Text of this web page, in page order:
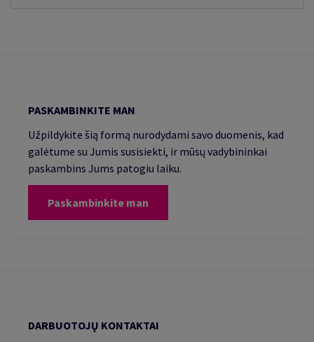
PASKAMBINKITE MAN
Užpildykite šią formą nurodydami savo duomenis, kad
galėtume su Jumis susisiekti, ir mūsų vadybininkai
paskambins Jums patogiu laiku.
Paskambinkite man
DARBUOTOJŲ KONTAKTAI